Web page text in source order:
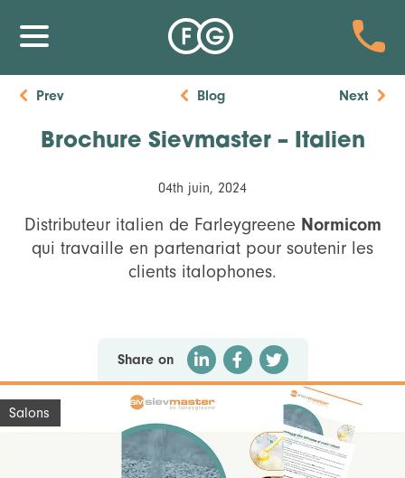
Prev Blog Next
Brochure Sievmaster – Italien
04th juin, 2024
Distributeur italien de Farleygreene Normicom
qui travaille en partenariat pour soutenir les
clients italophones.
Share on
Salons